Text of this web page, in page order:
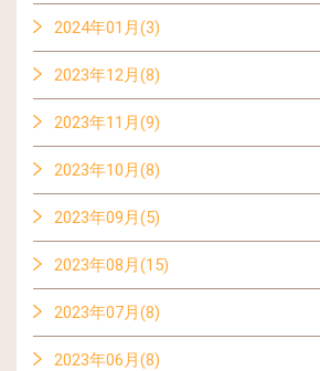
2024年01月(3)
2023年12月(8)
2023年11月(9)
2023年10月(8)
2023年09月(5)
2023年08月(15)
2023年07月(8)
2023年06月(8)